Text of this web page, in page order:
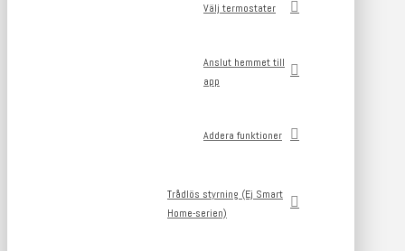
Välj termostater
Anslut hemmet till
app
Addera funktioner
Trådlös styrning (Ej Smart
Home-serien)